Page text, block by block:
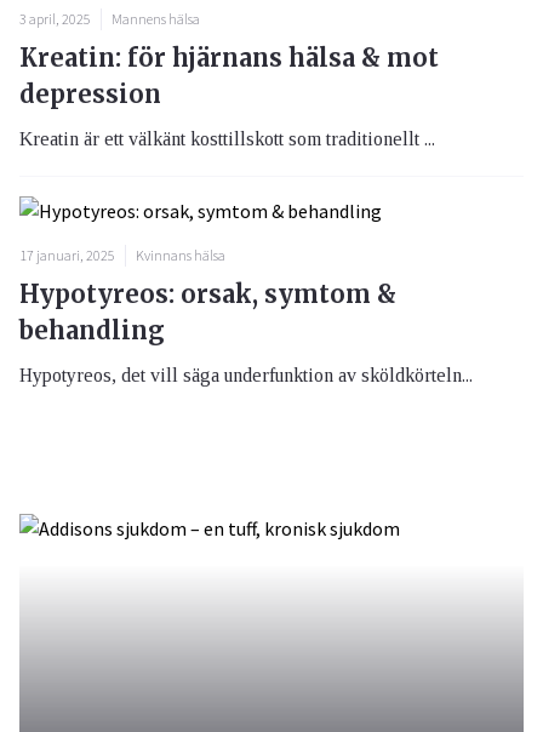
3 april, 2025 Mannens hälsa
Kreatin: för hjärnans hälsa & mot
depression
Kreatin är ett välkänt kosttillskott som traditionellt ...
17 januari, 2025 Kvinnans hälsa
Hypotyreos: orsak, symtom &
behandling
Hypotyreos, det vill säga underfunktion av sköldkörteln...